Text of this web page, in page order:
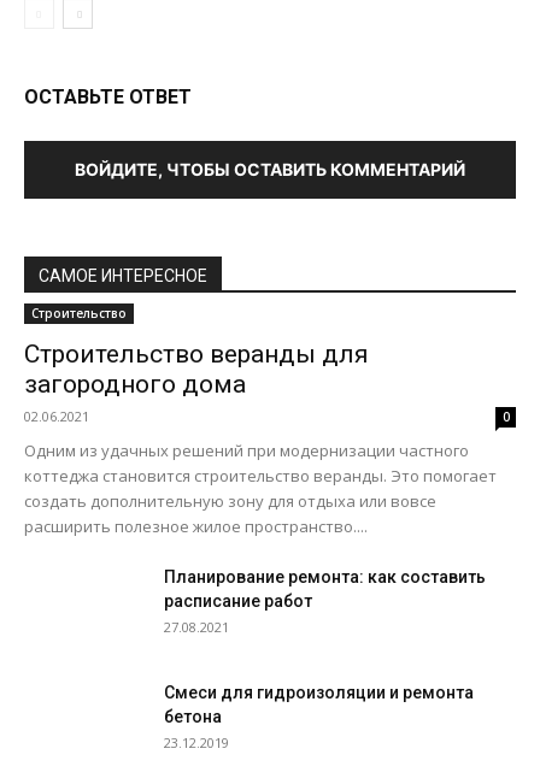
ОСТАВЬТЕ ОТВЕТ
ВОЙДИТЕ, ЧТОБЫ ОСТАВИТЬ КОММЕНТАРИЙ
САМОЕ ИНТЕРЕСНОЕ
Строительство
Строительство веранды для
загородного дома
02.06.2021 0
Одним из удачных решений при модернизации частного
коттеджа становится строительство веранды. Это помогает
создать дополнительную зону для отдыха или вовсе
расширить полезное жилое пространство....
Планирование ремонта: как составить
расписание работ
27.08.2021
Смеси для гидроизоляции и ремонта
бетона
23.12.2019